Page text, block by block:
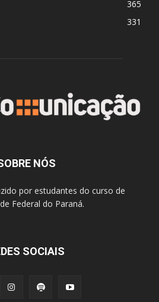
365
331
NÓS
por estudantes do curso de
Federal do Paraná.
SOCIAIS